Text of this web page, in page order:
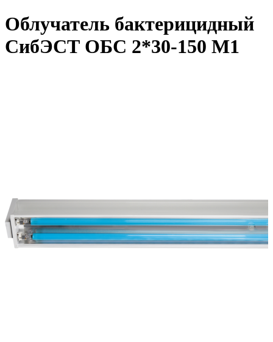
Облучатель бактерицидный
СибЭСТ ОБС 2*30-150 М1